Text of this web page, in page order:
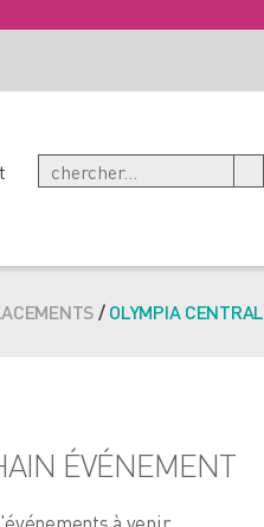
/OLYMPIA CENTRAL
ÉVÉNEMENT